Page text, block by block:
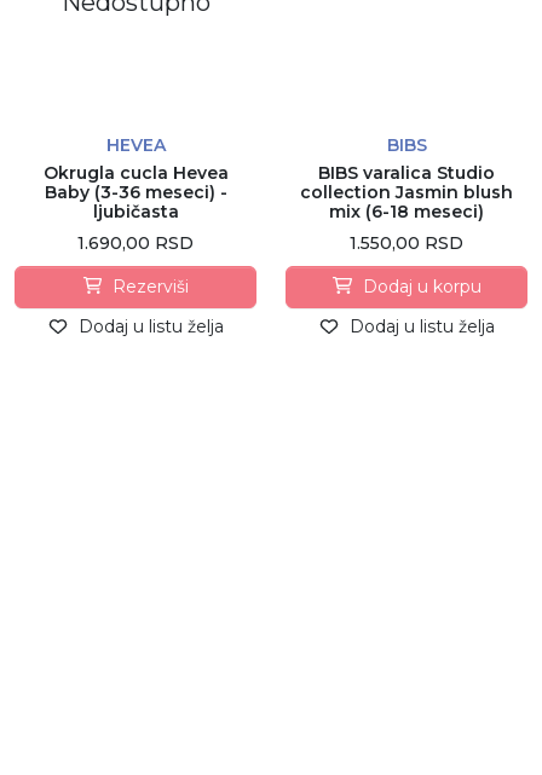
HEVEA
Okrugla cucla Hevea
Baby (3-36 meseci) -
ljubičasta
1.690,00 RSD
Rezerviši
Dodaj u listu želja
BIBS
BIBS varalica Studio
collection Jasmin blush
mix (6-18 meseci)
1.550,00 RSD
Dodaj u korpu
Dodaj u listu želja